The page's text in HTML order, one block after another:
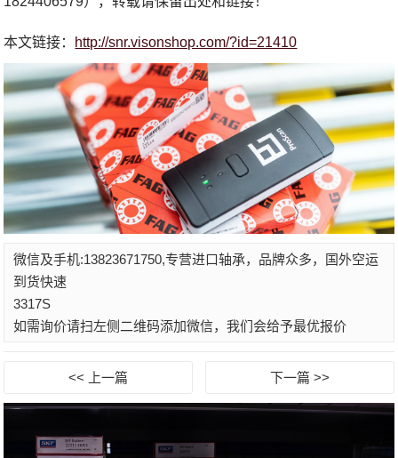
本文链接： http://snr.visonshop.com/?id=21410
微信及手机:13823671750,专营进口轴承，品牌众多，国外空运
到货快速
3317S
如需询价请扫左侧二维码添加微信，我们会给予最优报价
<< 上一篇 下一篇 >>